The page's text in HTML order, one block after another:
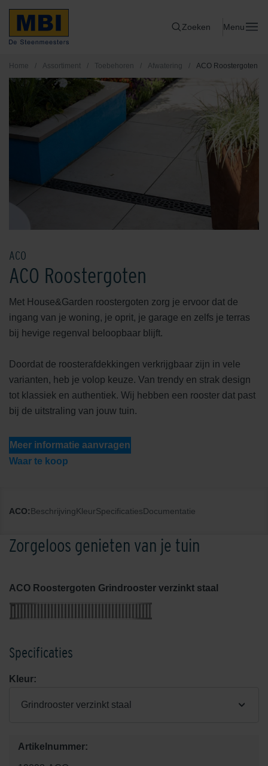
Zoeken Menu
Home / Assortiment / Toebehoren / Afwatering / ACO Roostergoten
ACO
ACO Roostergoten
Met House&Garden roostergoten zorg je ervoor dat de
ingang van je woning, je oprit, je garage en zelfs je terras
bij hevige regenval beloopbaar blijft.
Doordat de roosterafdekkingen verkrijgbaar zijn in vele
varianten, heb je volop keuze. Van trendy en strak design
tot klassiek en authentiek. Wij hebben een rooster dat past
bij de uitstraling van jouw tuin.
Meer informatie aanvragen
Waar te koop
ACO:BeschrijvingKleurSpecificatiesDocumentatie
Zorgeloos genieten van je tuin
ACO Roostergoten Grindrooster verzinkt staal
Specificaties
Kleur:
Grindrooster verzinkt staal
Artikelnummer: